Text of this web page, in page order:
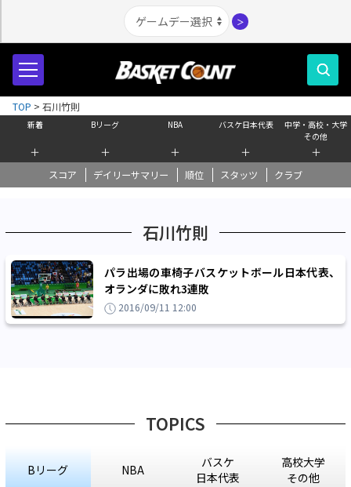
＞
新着
＋
Bリーグ
＋
NBA
＋
バスケ日本代表
＋
中学・高校・大学
その他
＋
スコア デイリーサマリー 順位 スタッツ クラブ
TOP > 石川竹則
石川竹則
パラ出場の車椅子バスケットボール日本代表、
オランダに敗れ3連敗
2016/09/11 12:00
TOPICS
Bリーグ NBA
バスケ
日本代表
高校大学
その他